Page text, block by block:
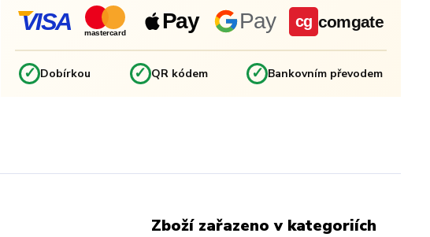
VISA mastercard Pay Pay cg comgate
✓ Dobírkou ✓ QR kódem ✓ Bankovním převodem
Zboží zařazeno v kategoriích